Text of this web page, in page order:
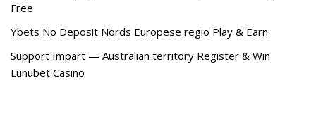
Free
Ybets No Deposit Nords Europese regio Play & Earn
Support Impart — Australian territory Register & Win
Lunubet Casino